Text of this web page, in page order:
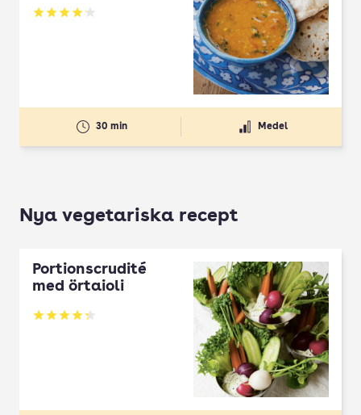
Betyg: 4.13 av 5
30 min Medel
Nya vegetariska recept
Portionscrudité
med örtaioli
Betyg: 4.27 av 5